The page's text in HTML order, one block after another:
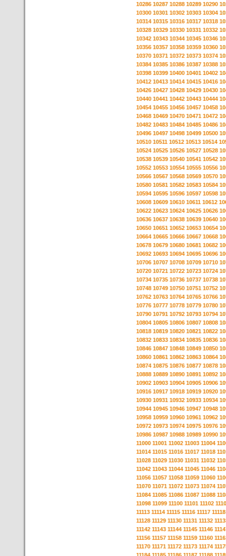
10286 10287 10288 10289 10290
10300 10301 10302 10303 10304
10314 10315 10316 10317 10318
10328 10329 10330 10331 10332
10342 10343 10344 10345 10346
10356 10357 10358 10359 10360
10370 10371 10372 10373 10374
10384 10385 10386 10387 10388
10398 10399 10400 10401 10402
10412 10413 10414 10415 10416
10426 10427 10428 10429 10430
10440 10441 10442 10443 10444
10454 10455 10456 10457 10458
10468 10469 10470 10471 10472
10482 10483 10484 10485 10486
10496 10497 10498 10499 10500
10510 10511 10512 10513 10514
10524 10525 10526 10527 10528
10538 10539 10540 10541 10542
10552 10553 10554 10555 10556
10566 10567 10568 10569 10570
10580 10581 10582 10583 10584
10594 10595 10596 10597 10598
10608 10609 10610 10611 10612
10622 10623 10624 10625 10626
10636 10637 10638 10639 10640
10650 10651 10652 10653 10654
10664 10665 10666 10667 10668
10678 10679 10680 10681 10682
10692 10693 10694 10695 10696
10706 10707 10708 10709 10710
10720 10721 10722 10723 10724
10734 10735 10736 10737 10738
10748 10749 10750 10751 10752
10762 10763 10764 10765 10766
10776 10777 10778 10779 10780
10790 10791 10792 10793 10794
10804 10805 10806 10807 10808
10818 10819 10820 10821 10822
10832 10833 10834 10835 10836
10846 10847 10848 10849 10850
10860 10861 10862 10863 10864
10874 10875 10876 10877 10878
10888 10889 10890 10891 10892
10902 10903 10904 10905 10906
10916 10917 10918 10919 10920
10930 10931 10932 10933 10934
10944 10945 10946 10947 10948
10958 10959 10960 10961 10962
10972 10973 10974 10975 10976
10986 10987 10988 10989 10990
11000 11001 11002 11003 11004
11014 11015 11016 11017 11018
11028 11029 11030 11031 11032
11042 11043 11044 11045 11046
11056 11057 11058 11059 11060
11070 11071 11072 11073 11074
11084 11085 11086 11087 11088
11098 11099 11100 11101 11102
11113 11114 11115 11116 11117 11118
11128 11129 11130 11131 11132
11142 11143 11144 11145 11146
11156 11157 11158 11159 11160
11170 11171 11172 11173 11174